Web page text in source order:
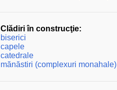
Clădiri în construcţie:
biserici
capele
catedrale
mănăstiri (complexuri monahale)